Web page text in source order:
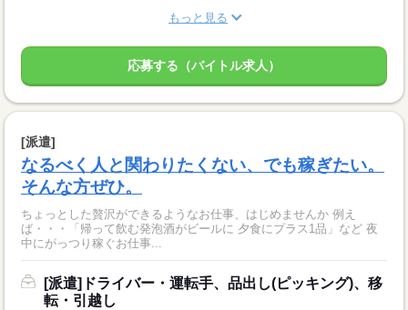
もっと見る
応募する（バイトル求人）
[派遣]
なるべく人と関わりたくない、でも稼ぎたい。
そんな方ぜひ。
ちょっとした贅沢ができるようなお仕事、はじめませんか 例え
ば・・・「帰って飲む発泡酒がビールに 夕食にプラス1品」など 夜
中にがっつり稼ぐお仕事...
[派遣]ドライバー・運転手、品出し(ピッキング)、移
転・引越し